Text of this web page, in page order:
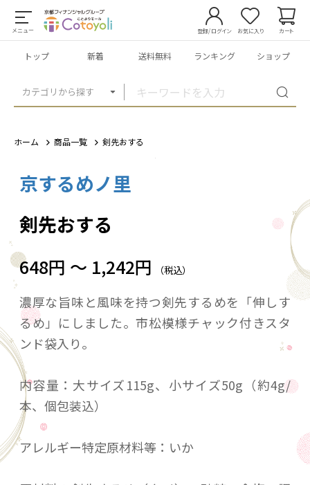
メニュー
カテゴリから探す
登録/ログイン お気に入り カート
トップ 新着 送料無料 ランキング ショップ
ホーム 商品一覧 剣先おする
京するめノ里
剣先おする
648円 ～ 1,242円 （税込）
濃厚な旨味と風味を持つ剣先するめを「伸しす
るめ」にしました。市松模様チャック付きスタ
ンド袋入り。
内容量：大サイズ115g、小サイズ50g（約4g/
本、個包装込）
アレルギー特定原材料等：いか